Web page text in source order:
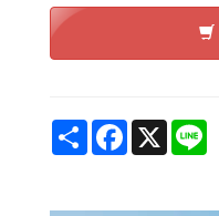
Share Facebook
X